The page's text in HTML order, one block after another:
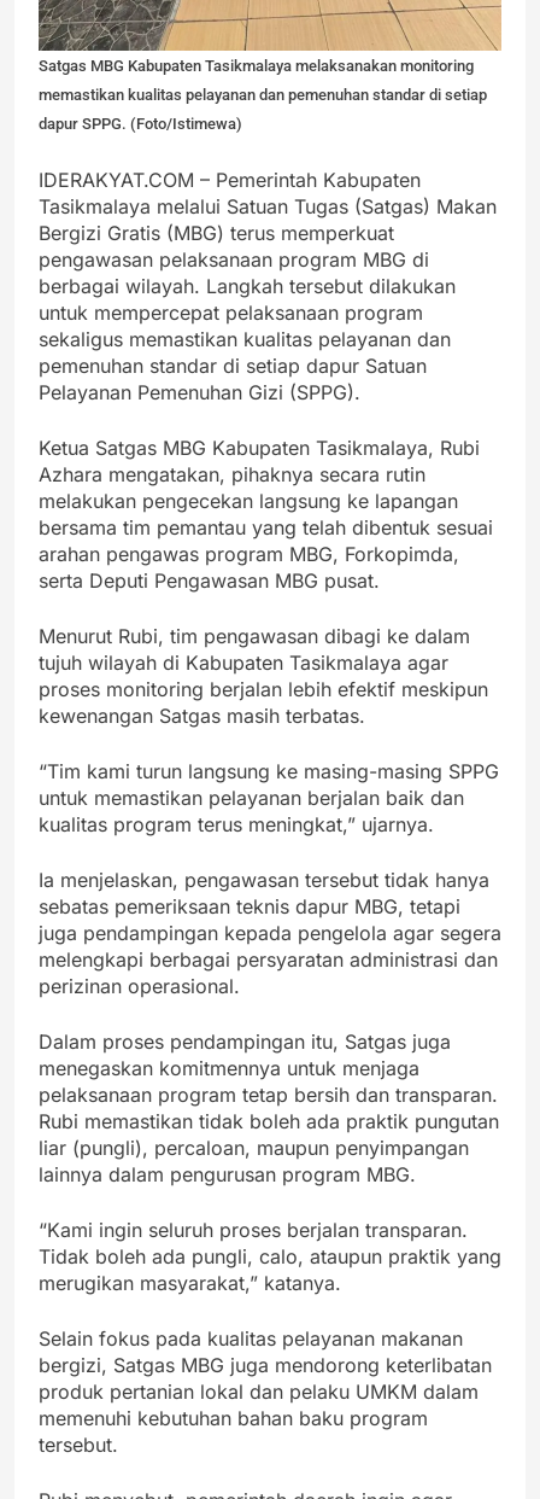
Satgas MBG Kabupaten Tasikmalaya melaksanakan monitoring
memastikan kualitas pelayanan dan pemenuhan standar di setiap
dapur SPPG. (Foto/Istimewa)
IDERAKYAT.COM – Pemerintah Kabupaten
Tasikmalaya melalui Satuan Tugas (Satgas) Makan
Bergizi Gratis (MBG) terus memperkuat
pengawasan pelaksanaan program MBG di
berbagai wilayah. Langkah tersebut dilakukan
untuk mempercepat pelaksanaan program
sekaligus memastikan kualitas pelayanan dan
pemenuhan standar di setiap dapur Satuan
Pelayanan Pemenuhan Gizi (SPPG).
Ketua Satgas MBG Kabupaten Tasikmalaya, Rubi
Azhara mengatakan, pihaknya secara rutin
melakukan pengecekan langsung ke lapangan
bersama tim pemantau yang telah dibentuk sesuai
arahan pengawas program MBG, Forkopimda,
serta Deputi Pengawasan MBG pusat.
Menurut Rubi, tim pengawasan dibagi ke dalam
tujuh wilayah di Kabupaten Tasikmalaya agar
proses monitoring berjalan lebih efektif meskipun
kewenangan Satgas masih terbatas.
“Tim kami turun langsung ke masing-masing SPPG
untuk memastikan pelayanan berjalan baik dan
kualitas program terus meningkat,” ujarnya.
Ia menjelaskan, pengawasan tersebut tidak hanya
sebatas pemeriksaan teknis dapur MBG, tetapi
juga pendampingan kepada pengelola agar segera
melengkapi berbagai persyaratan administrasi dan
perizinan operasional.
Dalam proses pendampingan itu, Satgas juga
menegaskan komitmennya untuk menjaga
pelaksanaan program tetap bersih dan transparan.
Rubi memastikan tidak boleh ada praktik pungutan
liar (pungli), percaloan, maupun penyimpangan
lainnya dalam pengurusan program MBG.
“Kami ingin seluruh proses berjalan transparan.
Tidak boleh ada pungli, calo, ataupun praktik yang
merugikan masyarakat,” katanya.
Selain fokus pada kualitas pelayanan makanan
bergizi, Satgas MBG juga mendorong keterlibatan
produk pertanian lokal dan pelaku UMKM dalam
memenuhi kebutuhan bahan baku program
tersebut.